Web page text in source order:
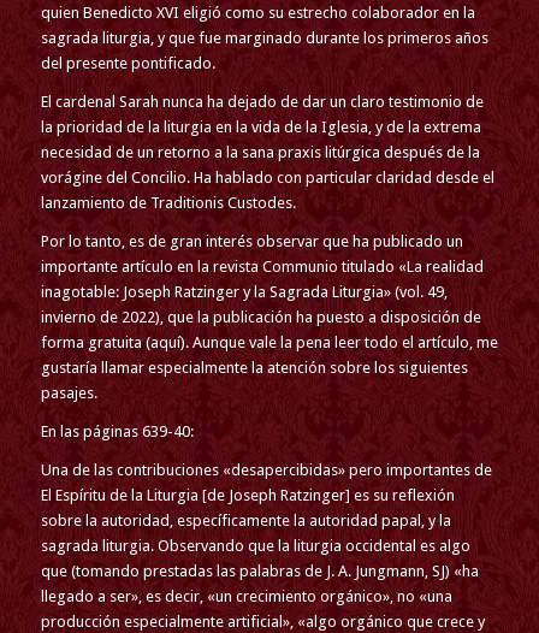
quien Benedicto XVI eligió como su estrecho colaborador en la
sagrada liturgia, y que fue marginado durante los primeros años
del presente pontificado.
El cardenal Sarah nunca ha dejado de dar un claro testimonio de
la prioridad de la liturgia en la vida de la Iglesia, y de la extrema
necesidad de un retorno a la sana praxis litúrgica después de la
vorágine del Concilio. Ha hablado con particular claridad desde el
lanzamiento de Traditionis Custodes.
Por lo tanto, es de gran interés observar que ha publicado un
importante artículo en la revista Communio titulado «La realidad
inagotable: Joseph Ratzinger y la Sagrada Liturgia» (vol. 49,
invierno de 2022), que la publicación ha puesto a disposición de
forma gratuita (aquí). Aunque vale la pena leer todo el artículo, me
gustaría llamar especialmente la atención sobre los siguientes
pasajes.
En las páginas 639-40:
Una de las contribuciones «desapercibidas» pero importantes de
El Espíritu de la Liturgia [de Joseph Ratzinger] es su reflexión
sobre la autoridad, específicamente la autoridad papal, y la
sagrada liturgia. Observando que la liturgia occidental es algo
que (tomando prestadas las palabras de J. A. Jungmann, SJ) «ha
llegado a ser», es decir, «un crecimiento orgánico», no «una
producción especialmente artificial», «algo orgánico que crece y